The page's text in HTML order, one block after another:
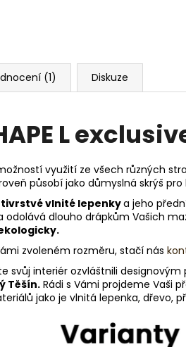
(1) Diskuze
L
využití ze všech různých
působí jako důmyslná skrýš pro
vlnité lepenkya jeho
dlouho drápkům Vašich
zvoleném rozměru, stačí nás
svůj interiér ozvláštnili
Těšín. Rádi s Vámi projdeme Vaši
jako je vlnitá lepenka, dřevo,